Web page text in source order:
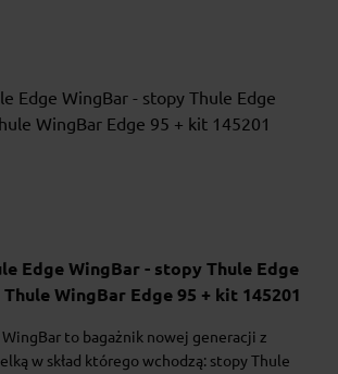
Edge WingBar - stopy Thule Edge
WingBar Edge 95 + kit 145201
to bagażnik nowej generacji z
w skład którego wchodzą: stopy Thule